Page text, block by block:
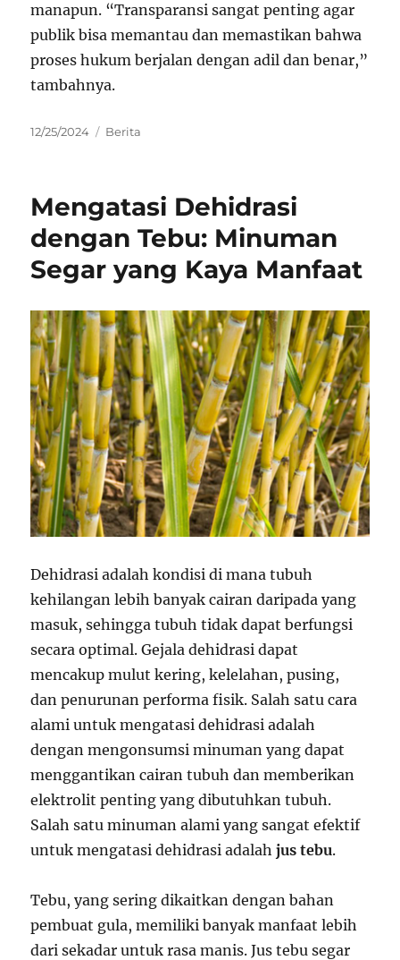
manapun. “Transparansi sangat penting agar
publik bisa memantau dan memastikan bahwa
proses hukum berjalan dengan adil dan benar,”
tambahnya.
Posted
12/25/2024 Categories
Berita
Mengatasi Dehidrasi
dengan Tebu: Minuman
Segar yang Kaya Manfaat
Dehidrasi adalah kondisi di mana tubuh
kehilangan lebih banyak cairan daripada yang
masuk, sehingga tubuh tidak dapat berfungsi
secara optimal. Gejala dehidrasi dapat
mencakup mulut kering, kelelahan, pusing,
dan penurunan performa fisik. Salah satu cara
alami untuk mengatasi dehidrasi adalah
dengan mengonsumsi minuman yang dapat
menggantikan cairan tubuh dan memberikan
elektrolit penting yang dibutuhkan tubuh.
Salah satu minuman alami yang sangat efektif
untuk mengatasi dehidrasi adalahjus tebu.
Tebu, yang sering dikaitkan dengan bahan
pembuat gula, memiliki banyak manfaat lebih
dari sekadar untuk rasa manis. Jus tebu segar